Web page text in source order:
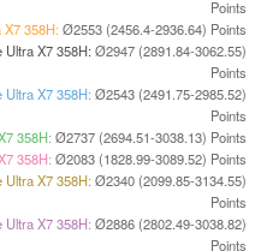
Points
X7 358H:Ø2553 (2456.4-2936.64) Points
X7 358H: Ø2947 (2891.84-3062.55)
Points
X7 358H: Ø2543 (2491.75-2985.52)
Points
358H: Ø2737 (2694.51-3038.13) Points
358H: Ø2083 (1828.99-3089.52) Points
X7 358H:Ø2340 (2099.85-3134.55)
Points
Ultra X7 358H: Ø2886 (2802.49-3038.82)
Points